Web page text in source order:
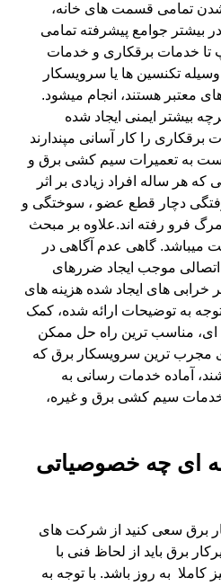
تمامی قسمت های خانه،
بیشتر جوامع پیشرفته تمامی
تا خدمات برقکاری و خدمات
تکنسین ها یا سرویسکار
معتبر هستند، انجام میشود.
بیشتر ایمنی ایجاد شده
برقکاری را کار آسانی مپندارند
به تعمیرات سیم کشی برق و
هر ساله افراد زیادی بر اثر
دچار قطع عضو ، سوختگی و
فرو رفته اند.علاوه بر مبحث
میباشد. گاهی عدم آگاهی در
موجب ایجاد ضررهای
خرابی های ایجاد شده هزینه های
توجه به توضیحات ارائه شده، کمک
ای، مناسب ترین راه حل ممکن
مجرب ترین سرویسکار برق که
آماده خدمات رسانی به
خدمات سیم کشی برق و غیره،
ای چه خصوصیاتی
برق سعی کنید از شرکت های
برق باید از لحاظ فنی با
کاملا به روز باشد. با توجه به